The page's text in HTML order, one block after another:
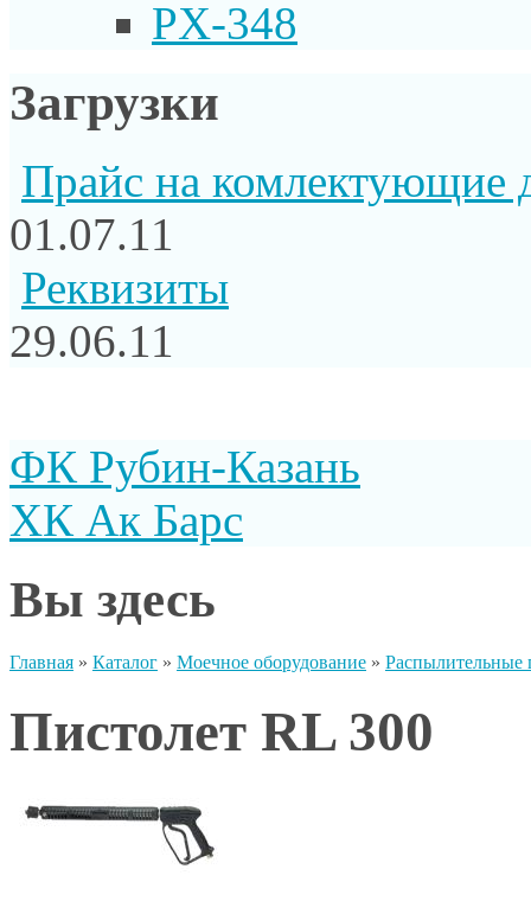
PX-348
Загрузки
Прайс на комлектующие
01.07.11
Реквизиты
29.06.11
ФК Рубин-Казань
ХК Ак Барс
Вы здесь
Главная » Каталог » Моечное оборудование » Распылительные
Пистолет RL 300